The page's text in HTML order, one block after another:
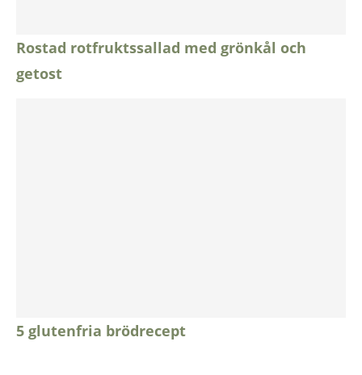
Rostad rotfruktssallad med grönkål och
getost
5 glutenfria brödrecept